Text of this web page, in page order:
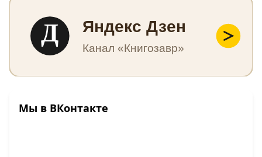
Д Яндекс Дзен
Канал «Книгозавр»
Мы в ВКонтакте